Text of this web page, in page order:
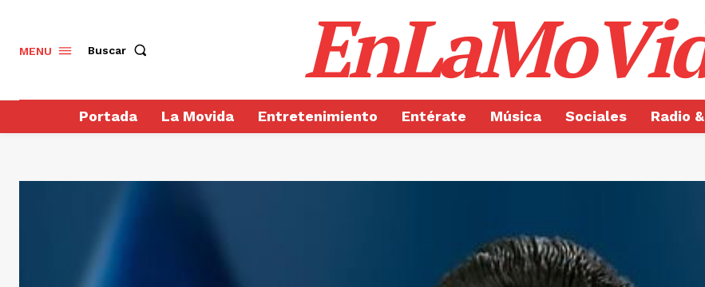
MENU Buscar
Portada La Movida Entretenimiento Entérate Música Sociales Radio